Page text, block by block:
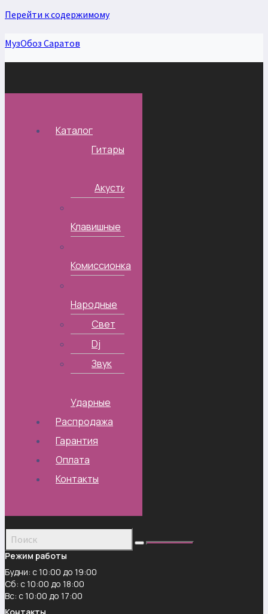
Перейти к содержимому
МузОбоз Саратов
Каталог
Гитары
Акустические
Клавишные
Комиссионка
Народные
Свет
Dj
Звук
Ударные
Распродажа
Гарантия
Оплата
Контакты
Режим работы
Будни: с 10:00 до 19:00
Сб: с 10:00 до 18:00
Вс: с 10:00 до 17:00